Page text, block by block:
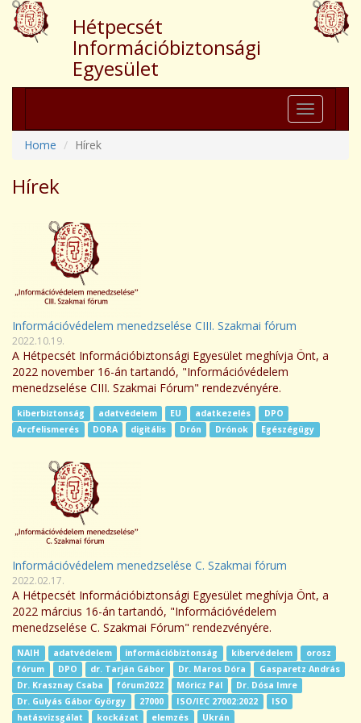
Hétpecsét
Információbiztonsági
Egyesület
Toggle
navigation
Home
Hírek
Hírek
Információvédelem menedzselése CIII. Szakmai fórum
2022.10.19.
A Hétpecsét Információbiztonsági Egyesület meghívja Önt, a
2022 november 16-án tartandó, "Információvédelem
menedzselése CIII. Szakmai Fórum" rendezvényére.
kiberbiztonság adatvédelem EU adatkezelés
DPO
Arcfelismerés
DORA digitális Drón Drónok Egészégügy
Információvédelem menedzselése C. Szakmai fórum
2022.02.17.
A Hétpecsét Információbiztonsági Egyesület meghívja Önt, a
2022 március 16-án tartandó, "Információvédelem
menedzselése C. Szakmai Fórum" rendezvényére.
NAIH adatvédelem információbiztonság kibervédelem
orosz
fórum
DPO dr. Tarján Gábor Dr. Maros Dóra
Gasparetz András
Dr. Krasznay Csaba
fórum2022 Móricz Pál
Dr. Dósa Imre
Dr. Gulyás Gábor György
27000 ISO/IEC 27002:2022
ISO
hatásvizsgálat
kockázat elemzés Ukrán